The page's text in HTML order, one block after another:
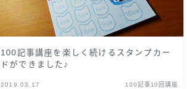
100記事講座を楽しく続けるスタンプカー
ドができました♪
2019.03.17 100記事10回講座